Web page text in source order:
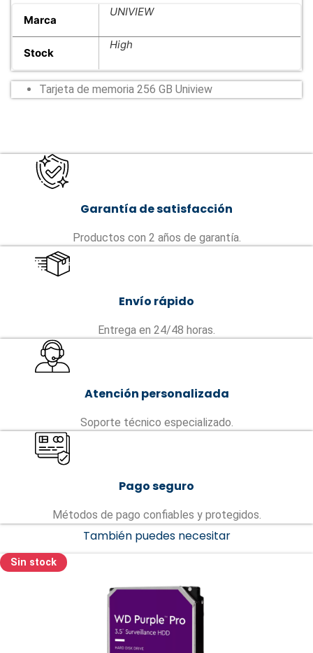
Marca
UNIVIEW
Stock
High
Tarjeta de memoria 256 GB Uniview
Garantía de satisfacción
Productos con 2 años de garantía.
Envío rápido
Entrega en 24/48 horas.
Atención personalizada
Soporte técnico especializado.
Pago seguro
Métodos de pago confiables y protegidos.
También puedes necesitar
Sin stock